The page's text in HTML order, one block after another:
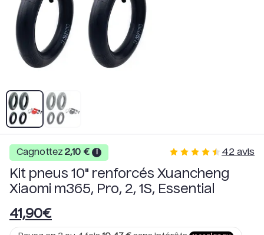
Cagnottez 2,10 € i 42 avis
Kit pneus 10" renforcés Xuancheng
Xiaomi m365, Pro, 2, 1S, Essential
41,90€